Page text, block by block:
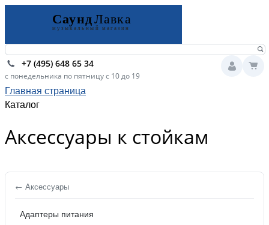
+7 (495) 648 65 34
с понедельника по пятницу с 10 до 19
Главная страница
Каталог
Аксессуары к стойкам
← Аксессуары
Адаптеры питания